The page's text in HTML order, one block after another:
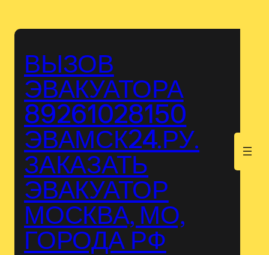
ВЫЗОВ
ЭВАКУАТОРА
89261028150
ЭВАМСК24.РУ.
ЗАКАЗАТЬ
ЭВАКУАТОР
МОСКВА, МО,
ГОРОДА РФ